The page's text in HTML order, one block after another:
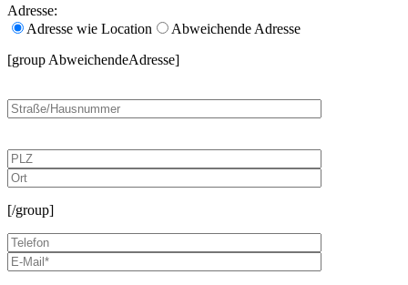
Adresse:
Adresse wie Location
Abweichende Adresse
[group AbweichendeAdresse]
[/group]